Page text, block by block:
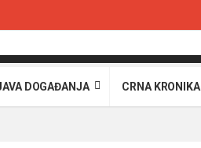
DOGAĐANJA CRNA KRONIKA